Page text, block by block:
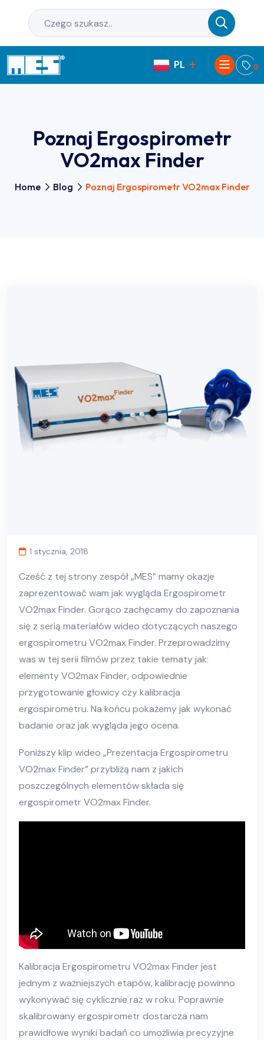
0
PL
EN
Poznaj Ergospirometr
VO2max Finder
Home Blog Poznaj Ergospirometr VO2max Finder
1 stycznia, 2018
Cześć z tej strony zespół „MES” mamy okazje
zaprezentować wam jak wygląda Ergospirometr
VO2max Finder. Gorąco zachęcamy do zapoznania
się z serią materiałów wideo dotyczących naszego
ergospirometru VO2max Finder. Przeprowadzimy
was w tej serii filmów przez takie tematy jak:
elementy VO2max Finder, odpowiednie
przygotowanie głowicy czy kalibracja
ergospirometru. Na końcu pokażemy jak wykonać
badanie oraz jak wygląda jego ocena.
Poniższy klip wideo „Prezentacja Ergospirometru
VO2max Finder” przybliżą nam z jakich
poszczególnych elementów składa się
ergospirometr VO2max Finder.
Kalibracja Ergospirometru VO2max Finder jest
jednym z ważniejszych etapów, kalibrację powinno
wykonywać się cyklicznie raz w roku. Poprawnie
skalibrowany ergospirometr dostarcza nam
prawidłowe wyniki badań co umożliwia precyzyjne